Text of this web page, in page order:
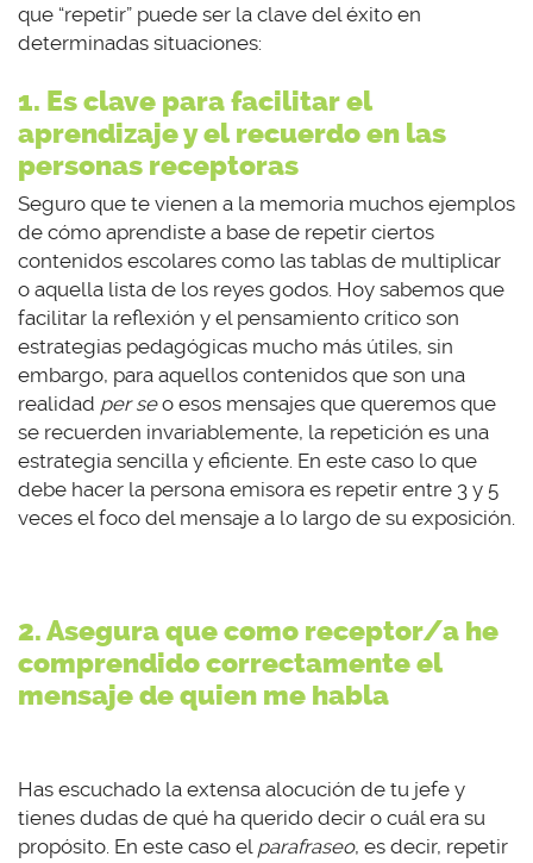
que “repetir” puede ser la clave del éxito en
determinadas situaciones:
1. Es clave para facilitar el
aprendizaje y el recuerdo en las
personas receptoras
Seguro que te vienen a la memoria muchos ejemplos
de cómo aprendiste a base de repetir ciertos
contenidos escolares como las tablas de multiplicar
o aquella lista de los reyes godos. Hoy sabemos que
facilitar la reflexión y el pensamiento crítico son
estrategias pedagógicas mucho más útiles, sin
embargo, para aquellos contenidos que son una
realidad per seo esos mensajes que queremos que
se recuerden invariablemente, la repetición es una
estrategia sencilla y eficiente. En este caso lo que
debe hacer la persona emisora es repetir entre 3 y 5
veces el foco del mensaje a lo largo de su exposición.
2. Asegura que como receptor/a he
comprendido correctamente el
mensaje de quien me habla
Has escuchado la extensa alocución de tu jefe y
tienes dudas de qué ha querido decir o cuál era su
propósito. En este caso el parafraseo, es decir, repetir